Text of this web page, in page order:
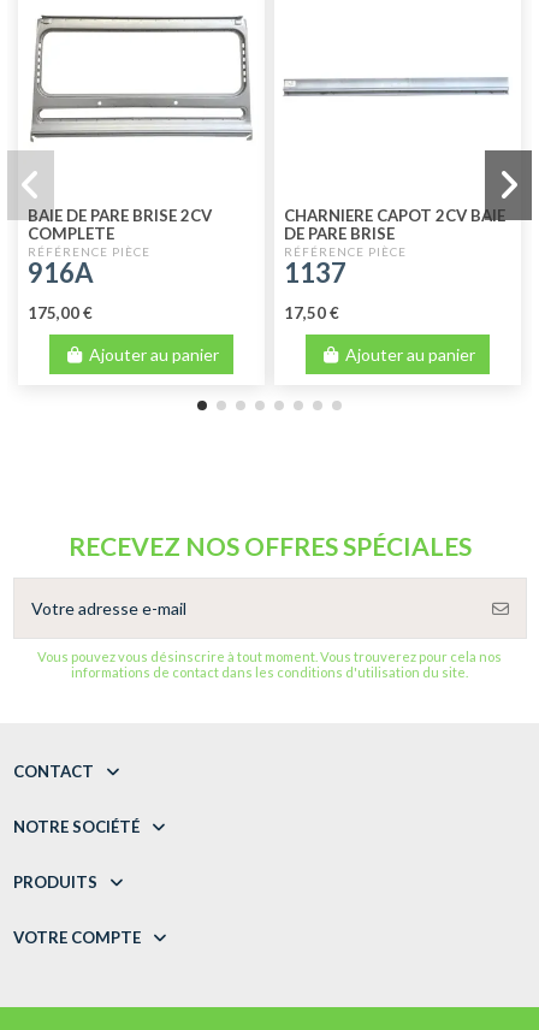
BAIE DE PARE BRISE 2CV
COMPLETE
916A
175,00 €
Ajouter au panier
CHARNIERE CAPOT 2CV BAIE
DE PARE BRISE
1137
17,50 €
Ajouter au panier
RECEVEZ NOS OFFRES SPÉCIALES
Vous pouvez vous désinscrire à tout moment. Vous trouverez pour cela nos
informations de contact dans les conditions d'utilisation du site.
CONTACT
NOTRE SOCIÉTÉ
PRODUITS
VOTRE COMPTE